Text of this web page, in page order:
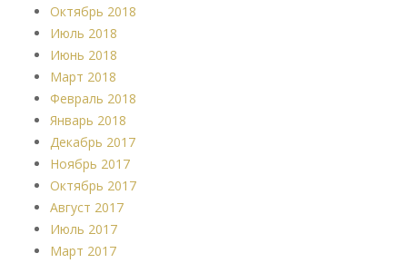
Октябрь 2018
Июль 2018
Июнь 2018
Март 2018
Февраль 2018
Январь 2018
Декабрь 2017
Ноябрь 2017
Октябрь 2017
Август 2017
Июль 2017
Март 2017